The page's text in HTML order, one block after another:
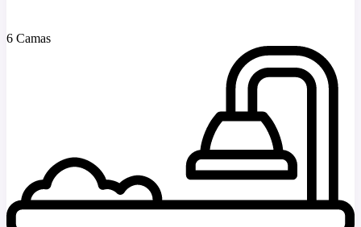
6 Camas